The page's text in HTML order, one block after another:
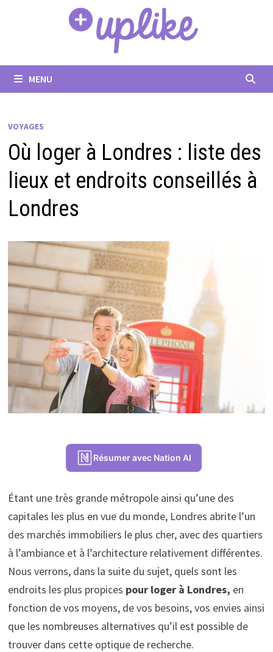
MENU
VOYAGES
Où loger à Londres : liste des
lieux et endroits conseillés à
Londres
Résumer avec Nation AI
Étant une très grande métropole ainsi qu’une des
capitales les plus en vue du monde, Londres abrite l’un
des marchés immobiliers le plus cher, avec des quartiers
à l’ambiance et à l’architecture relativement différentes.
Nous verrons, dans la suite du sujet, quels sont les
endroits les plus propices pour loger à Londres, en
fonction de vos moyens, de vos besoins, vos envies ainsi
que les nombreuses alternatives qu’il est possible de
trouver dans cette optique de recherche.